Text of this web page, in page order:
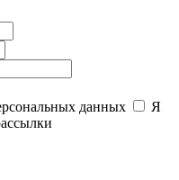
данных
Я